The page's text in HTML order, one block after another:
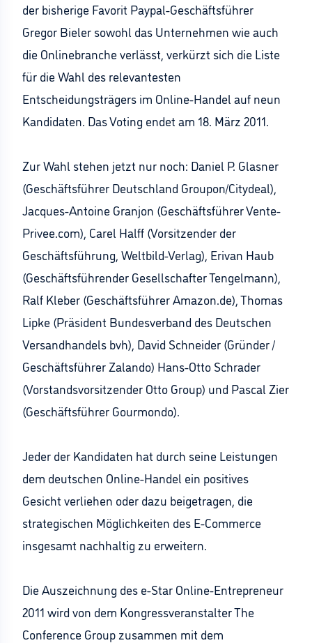
der bisherige Favorit Paypal-Geschäftsführer
Gregor Bieler sowohl das Unternehmen wie auch
die Onlinebranche verlässt, verkürzt sich die Liste
für die Wahl des relevantesten
Entscheidungsträgers im Online-Handel auf neun
Kandidaten. Das Voting endet am 18. März 2011.
Zur Wahl stehen jetzt nur noch: Daniel P. Glasner
(Geschäftsführer Deutschland Groupon/Citydeal),
Jacques-Antoine Granjon (Geschäftsführer Vente-
Privee.com), Carel Halff (Vorsitzender der
Geschäftsführung, Weltbild-Verlag), Erivan Haub
(Geschäftsführender Gesellschafter Tengelmann),
Ralf Kleber (Geschäftsführer Amazon.de), Thomas
Lipke (Präsident Bundesverband des Deutschen
Versandhandels bvh), David Schneider (Gründer /
Geschäftsführer Zalando) Hans-Otto Schrader
(Vorstandsvorsitzender Otto Group) und Pascal Zier
(Geschäftsführer Gourmondo).
Jeder der Kandidaten hat durch seine Leistungen
dem deutschen Online-Handel ein positives
Gesicht verliehen oder dazu beigetragen, die
strategischen Möglichkeiten des E-Commerce
insgesamt nachhaltig zu erweitern.
Die Auszeichnung des e-Star Online-Entrepreneur
2011 wird von dem Kongressveranstalter The
Conference Group zusammen mit dem